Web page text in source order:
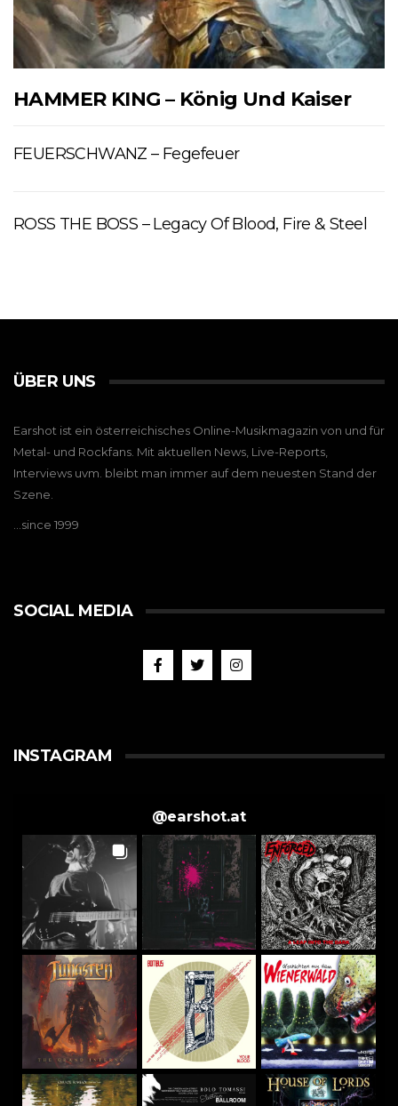
HAMMER KING – König Und Kaiser
FEUERSCHWANZ – Fegefeuer
ROSS THE BOSS – Legacy Of Blood, Fire & Steel
ÜBER UNS
Earshot ist ein österreichisches Online-Musikmagazin von und für
Metal- und Rockfans. Mit aktuellen News, Live-Reports,
Interviews uvm. bleibt man immer auf dem neuesten Stand der
Szene.
…since 1999
SOCIAL MEDIA
INSTAGRAM
@earshot.at